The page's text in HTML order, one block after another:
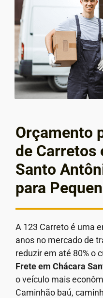
Orçamento
de Carretos
Santo
para
A 123 Carreto é uma
anos no mercado de
reduzir em até 80% o
Frete em Chácara
o veículo mais
Caminhão baú,